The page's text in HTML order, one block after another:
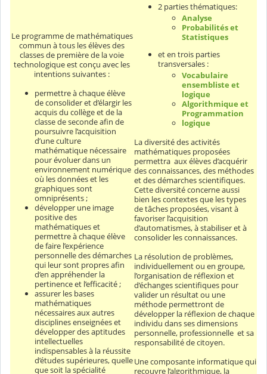
Le programme de mathématiques
commun à tous les élèves des
classes de première de la voie
technologique est conçu avec les
intentions suivantes :
permettre à chaque élève
de consolider et d’élargir les
acquis du collège et de la
classe de seconde afin de
poursuivre l’acquisition
d’une culture
mathématique nécessaire
pour évoluer dans un
environnement numérique
où les données et les
graphiques sont
omniprésents ;
développer une image
positive des
mathématiques et
permettre à chaque élève
de faire l’expérience
personnelle des démarches
qui leur sont propres afin
d’en appréhender la
pertinence et l’efficacité ;
assurer les bases
mathématiques
nécessaires aux autres
disciplines enseignées et
développer des aptitudes
intellectuelles
indispensables à la réussite
d’études supérieures, quelle
que soit la spécialité
2 parties thématiques:
Analyse
Probabilités et
Statistiques
et en trois parties
transversales :
Vocabulaire
ensembliste et
logique
Algorithmique et
Programmation
logique
La diversité des activités
mathématiques proposées
permettra aux élèves d’acquérir
des connaissances, des méthodes
et des démarches scientifiques.
Cette diversité concerne aussi
bien les contextes que les types
de tâches proposées, visant à
favoriser l’acquisition
d’automatismes, à stabiliser et à
consolider les connaissances.
La résolution de problèmes,
individuellement ou en groupe,
l’organisation de réflexion et
d’échanges scientifiques pour
valider un résultat ou une
méthode permettront de
développer la réflexion de chaque
individu dans ses dimensions
personnelle, professionnelle et sa
responsabilité de citoyen.
Une composante informatique qui
recouvre l’algorithmique, la